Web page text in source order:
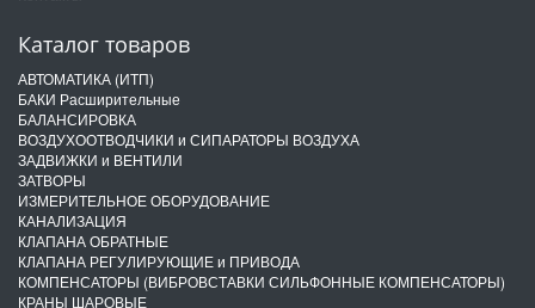
Каталог товаров
АВТОМАТИКА (ИТП)
БАКИ Расширительные
БАЛАНСИРОВКА
ВОЗДУХООТВОДЧИКИ и СИПАРАТОРЫ ВОЗДУХА
ЗАДВИЖКИ и ВЕНТИЛИ
ЗАТВОРЫ
ИЗМЕРИТЕЛЬНОЕ ОБОРУДОВАНИЕ
КАНАЛИЗАЦИЯ
КЛАПАНА ОБРАТНЫЕ
КЛАПАНА РЕГУЛИРУЮЩИЕ и ПРИВОДА
КОМПЕНСАТОРЫ (ВИБРОВСТАВКИ СИЛЬФОННЫЕ КОМПЕНСАТОРЫ)
КРАНЫ ШАРОВЫЕ